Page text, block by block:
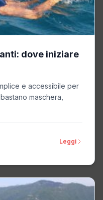
dove iniziare
e accessibile per
maschera,
Leggi